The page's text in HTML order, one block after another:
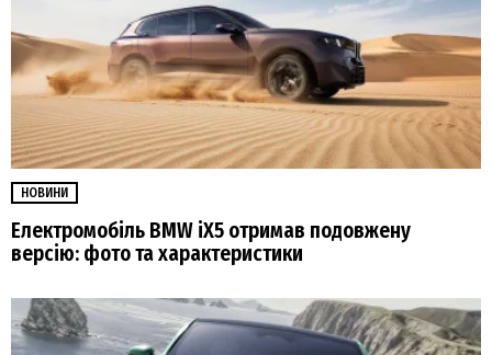
НОВИНИ
Електромобіль BMW iX5 отримав подовжену
версію: фото та характеристики